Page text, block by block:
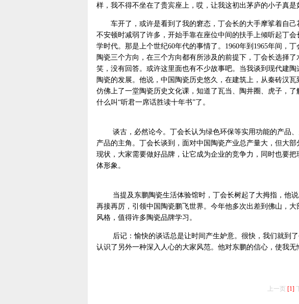
样，我不得不坐在了贵宾座上，哎，让我这初出茅庐的小子真是
车开了，或许是看到了我的窘态，丁会长的大手摩挲着自己
不安顿时减弱了许多，开始手靠在座位中间的扶手上倾听起丁
学时代。那是上个世纪60年代的事情了。1960年到1965年间，
陶瓷三个方向，在三个方向都有所涉及的前提下，丁会长选择
笑，没有回答。或许这里面也有不少故事吧。当我谈到现代建
陶瓷的发展。他说，中国陶瓷历史悠久，在建筑上，从秦砖汉
仿佛上了一堂陶瓷历史文化课，知道了瓦当、陶井圈、虎子，
什么叫“听君一席话胜读十年书”了。
谈古，必然论今。丁会长认为绿色环保等实用功能的产品、
产品的主角。丁会长谈到，面对中国陶瓷产业总产量大，但大
现状，大家需要做好品牌，让它成为企业的竞争力，同时也要
体形象。
当提及东鹏陶瓷生活体验馆时，丁会长树起了大拇指，他说
再接再厉，引领中国陶瓷鹏飞世界。今年他多次出差到佛山，
风格，值得许多陶瓷品牌学习。
后记：愉快的谈话总是让时间产生妒意。很快，我们就到了
认识了另外一种深入人心的大家风范。他对东鹏的信心，使我无
上一页 [1]